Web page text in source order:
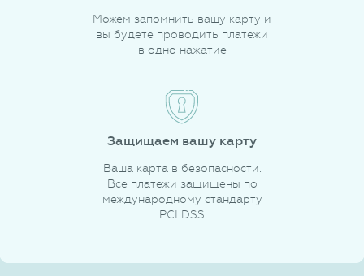
Можем запомнить вашу карту и
вы будете проводить платежи
в одно нажатие
Защищаем вашу карту
Ваша карта в безопасности.
Все платежи защищены по
международному стандарту
PCI DSS